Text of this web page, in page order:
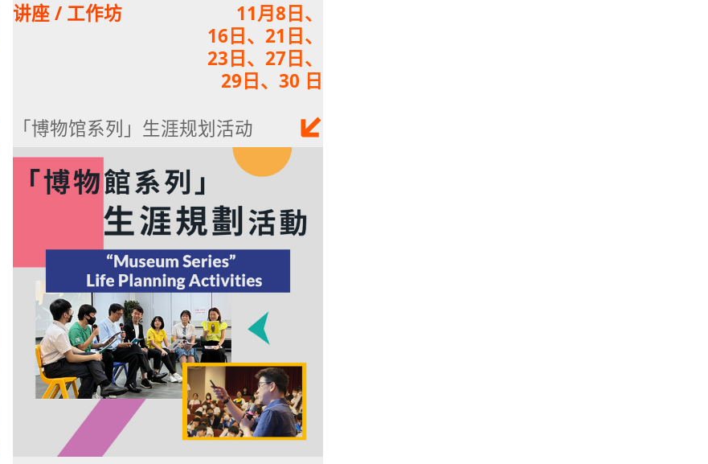
讲座 / 工作坊
11月8日、
16日、21日、
23日、27日、
29日、30 日
「博物馆系列」生涯规划活动